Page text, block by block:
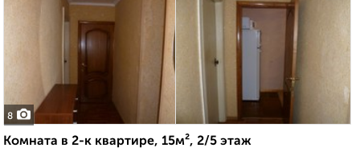
8
Комната в 2-к квартире, 15м², 2/5 этаж